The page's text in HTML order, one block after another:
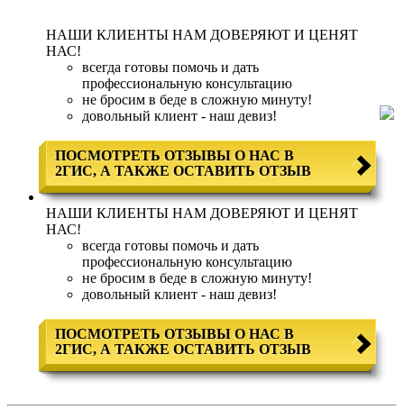
НАШИ КЛИЕНТЫ НАМ ДОВЕРЯЮТ И ЦЕНЯТ
НАС!
всегда готовы помочь и дать
профессиональную консультацию
не бросим в беде в сложную минуту!
довольный клиент - наш девиз!
ПОСМОТРЕТЬ ОТЗЫВЫ О НАС В
2ГИС, А ТАКЖЕ ОСТАВИТЬ ОТЗЫВ
НАШИ КЛИЕНТЫ НАМ ДОВЕРЯЮТ И ЦЕНЯТ
НАС!
всегда готовы помочь и дать
профессиональную консультацию
не бросим в беде в сложную минуту!
довольный клиент - наш девиз!
ПОСМОТРЕТЬ ОТЗЫВЫ О НАС В
2ГИС, А ТАКЖЕ ОСТАВИТЬ ОТЗЫВ